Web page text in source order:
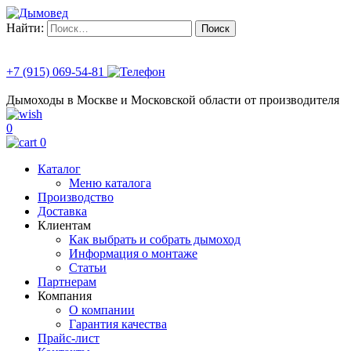
Найти:
+7 (915) 069-54-81
Дымоходы в Москве и Московской области от производителя
0
0
Каталог
Меню каталога
Производство
Доставка
Клиентам
Как выбрать и собрать дымоход
Информация о монтаже
Статьи
Партнерам
Компания
О компании
Гарантия качества
Прайс-лист